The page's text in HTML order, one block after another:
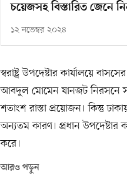
চয়েজসহ বিস্তারিত জেনে
১২ নভেম্বর ২০২৪
স্বরাষ্ট্র উপদেষ্টার কার্যালয়ে
আবদুল মোমেন যানজট নিরসনে
শতাংশ রাস্তা প্রয়োজন। কিন্তু
অন্যতম কারণ। প্রধান
করে।
আরও পড়ুন